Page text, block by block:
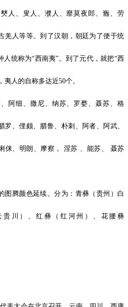
人、叟人、濮人、靡莫夜郎、巂、劳
羌人等等。到了汉朝，朝廷为了便于统
统称为“西南夷”。到了元代，就把“西
夷人的自称多达近50个。
阿细、撒尼、纳苏、罗婺、聂苏、格
、俚颇、腊鲁、朴刺、阿者、阿武、
侎、明朗、摩察， 涅苏 、能苏、 聂苏
图腾颜色延续。分为：青彝（贵州）白
川）、红彝（红河州）、 花腰彝